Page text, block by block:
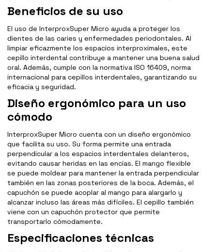
Beneficios de su uso
El uso de InterproxSuper Micro ayuda a proteger los
dientes de las caries y enfermedades periodontales. Al
limpiar eficazmente los espacios interproximales, este
cepillo interdental contribuye a mantener una buena salud
oral. Además, cumple con la normativa ISO 16409, norma
internacional para cepillos interdentales, garantizando su
eficacia y seguridad.
Diseño ergonómico para un uso
cómodo
InterproxSuper Micro cuenta con un diseño ergonómico
que facilita su uso. Su forma permite una entrada
perpendicular a los espacios interdentales delanteros,
evitando causar heridas en las encías. El mango flexible
se puede moldear para mantener la entrada perpendicular
también en las zonas posteriores de la boca. Además, el
capuchón se puede acoplar al mango para alargarlo y
alcanzar incluso las áreas más difíciles. El cepillo también
viene con un capuchón protector que permite
transportarlo cómodamente.
Especificaciones técnicas